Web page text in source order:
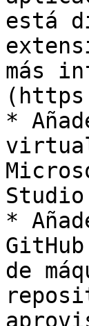
está
más
*
Studio
*
de